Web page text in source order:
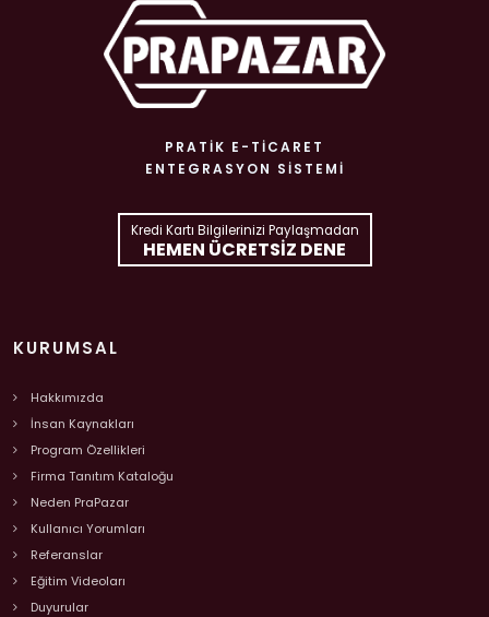
PRATIK E-TICARET
ENTEGRASYON SISTEMI
Kredi Kartı Bilgilerinizi Paylaşmadan
HEMEN ÜCRETSIZ DENE
KURUMSAL
Hakkımızda
İnsan Kaynakları
Program Özellikleri
Firma Tanıtım Kataloğu
Neden PraPazar
Kullanıcı Yorumları
Referanslar
Eğitim Videoları
Duyurular